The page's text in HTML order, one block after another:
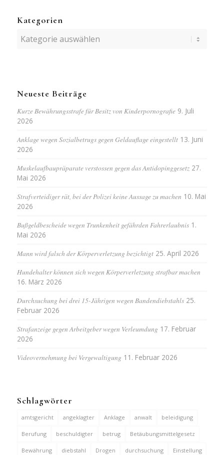
Kategorien
Kategorien
Neueste Beiträge
Kurze Bewährungsstrafe für Besitz von Kinderpornografie 9. Juli
2026
Anklage wegen Sozialbetrugs gegen Geldauflage eingestellt 13. Juni
2026
Muskelaufbaupräparate verstossen gegen das Antidopinggesetz 27.
Mai 2026
Strafverteidiger rät, bei der Polizei keine Aussage zu machen 10. Mai
2026
Bußgeldbescheide wegen Trunkenheit gefährden Fahrerlaubnis 1.
Mai 2026
Mann wird falsch der Körperverletzung bezichtigt 25. April 2026
Hundehalter können sich wegen Körperverletzung strafbar machen
16. März 2026
Durchsuchung bei drei 15-Jährigen wegen Bandendiebstahls 25.
Februar 2026
Strafanzeige gegen Arbeitgeber wegen Verleumdung 17. Februar
2026
Videovernehmung bei Vergewaltigung 11. Februar 2026
Schlagwörter
amtsgericht angeklagter Anklage anwalt beleidigung
Berufung beschuldigter betrug Betäubungsmittelgesetz
Bewährung diebstahl Drogen durchsuchung Einstellung